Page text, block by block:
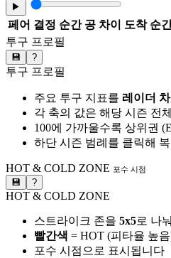
▶
페어 결정 순간 공 차이 도착 순
투구 프로필
💾 ?
투구 프로필
주요 투구 지표를 레이더
각 축의 값은 해당 시즌 전
100에 가까울수록 상위권
하단 시즌 범례를 클릭해
HOT & COLD ZONE 포수 시점
💾 ?
HOT & COLD ZONE
스트라이크 존을 5x5로 나
빨간색 = HOT (피타율 높
포수 시점으로 표시됩니다